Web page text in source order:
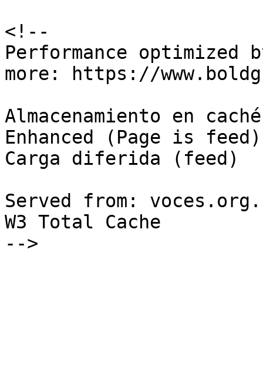
<!--
Performance optimized
more: https://
Almacenamiento en
Enhanced (Page is
Carga diferida (feed)
Served from:
W3 Total Cache
-->